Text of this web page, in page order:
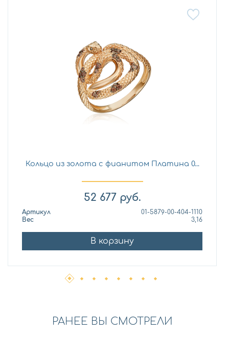
Кольцо из золота с фианитом Платина 0...
52 677 руб.
Артикул
01-5879-00-404-1110
Вес
3,16
В корзину
РАНЕЕ ВЫ СМОТРЕЛИ